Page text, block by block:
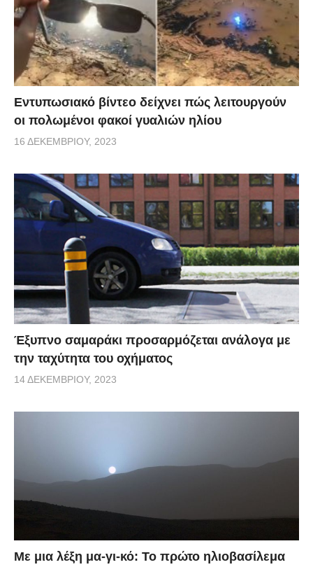
Εντυπωσιακό βίντεο δείχνει πώς λειτουργούν
οι πολωμένοι φακοί γυαλιών ηλίου
16 ΔΕΚΕΜΒΡΊΟΥ, 2023
Έξυπνο σαμαράκι προσαρμόζεται ανάλογα με
την ταχύτητα του οχήματος
14 ΔΕΚΕΜΒΡΊΟΥ, 2023
Με μια λέξη μα-γι-κό: Το πρώτο ηλιοβασίλεμα